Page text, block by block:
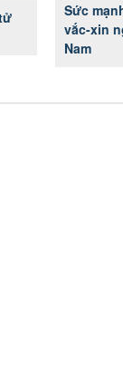
Sức
vắc-xin
Nam